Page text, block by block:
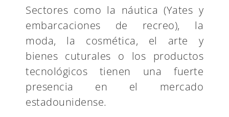
Sectores como la náutica (Yates y
embarcaciones de recreo), la
moda, la cosmética, el arte y
bienes cuturales o los productos
tecnológicos tienen una fuerte
presencia en el mercado
estadounidense.